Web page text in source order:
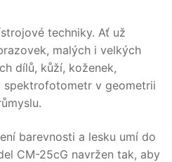
techniky. Ať už
malých i velkých
dílů, kůží, koženek,
v geometrii
barevnosti a lesku umí do
CM-25cG navržen tak, aby